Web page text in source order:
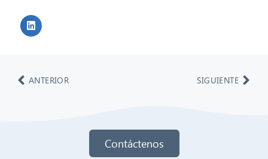
ANTERIOR SIGUIENTE
Contáctenos